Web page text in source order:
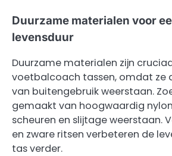
Duurzame materialen voor
levensduur
Duurzame materialen zijn
voetbalcoach tassen, omdat ze
van buitengebruik weerstaan.
gemaakt van hoogwaardig
scheuren en slijtage weerstaan.
en zware ritsen verbeteren de
tas verder.